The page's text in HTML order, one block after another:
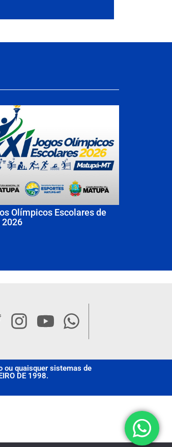
Olímpicos Escolares de
ou quaisquer sistemas de
DE 1998.